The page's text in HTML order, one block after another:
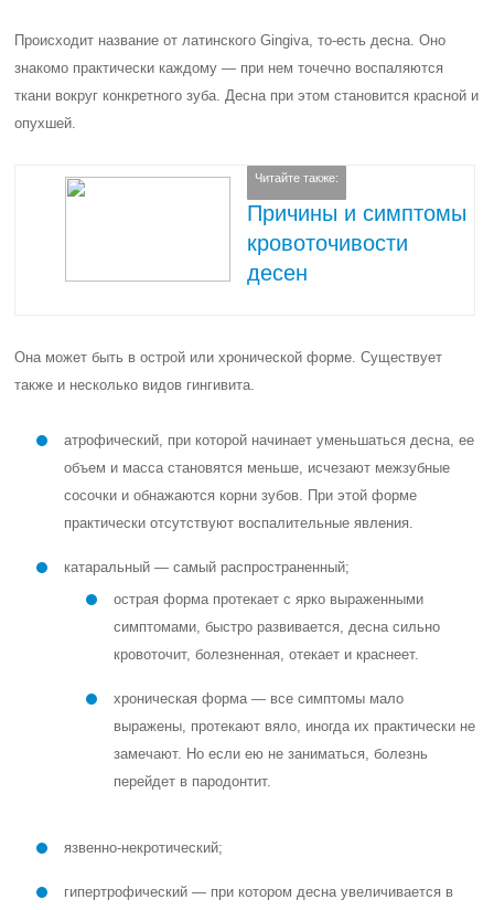
Происходит название от латинского Gingiva, то-есть десна. Оно
знакомо практически каждому — при нем точечно воспаляются
ткани вокруг конкретного зуба. Десна при этом становится красной и
опухшей.
Читайте также:
Причины и симптомы
кровоточивости
десен
Она может быть в острой или хронической форме. Существует
также и несколько видов гингивита.
атрофический, при которой начинает уменьшаться десна, ее
объем и масса становятся меньше, исчезают межзубные
сосочки и обнажаются корни зубов. При этой форме
практически отсутствуют воспалительные явления.
катаральный — самый распространенный;
острая форма протекает с ярко выраженными
симптомами, быстро развивается, десна сильно
кровоточит, болезненная, отекает и краснеет.
хроническая форма — все симптомы мало
выражены, протекают вяло, иногда их практически не
замечают. Но если ею не заниматься, болезнь
перейдет в пародонтит.
язвенно-некротический;
гипертрофический — при котором десна увеличивается в